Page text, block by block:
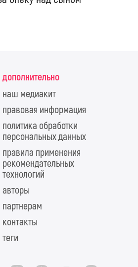
дополнительно
наш медиакит
правовая информация
политика обработки
персональных данных
правила применения
рекомендательных
технологий
авторы
партнерам
контакты
теги